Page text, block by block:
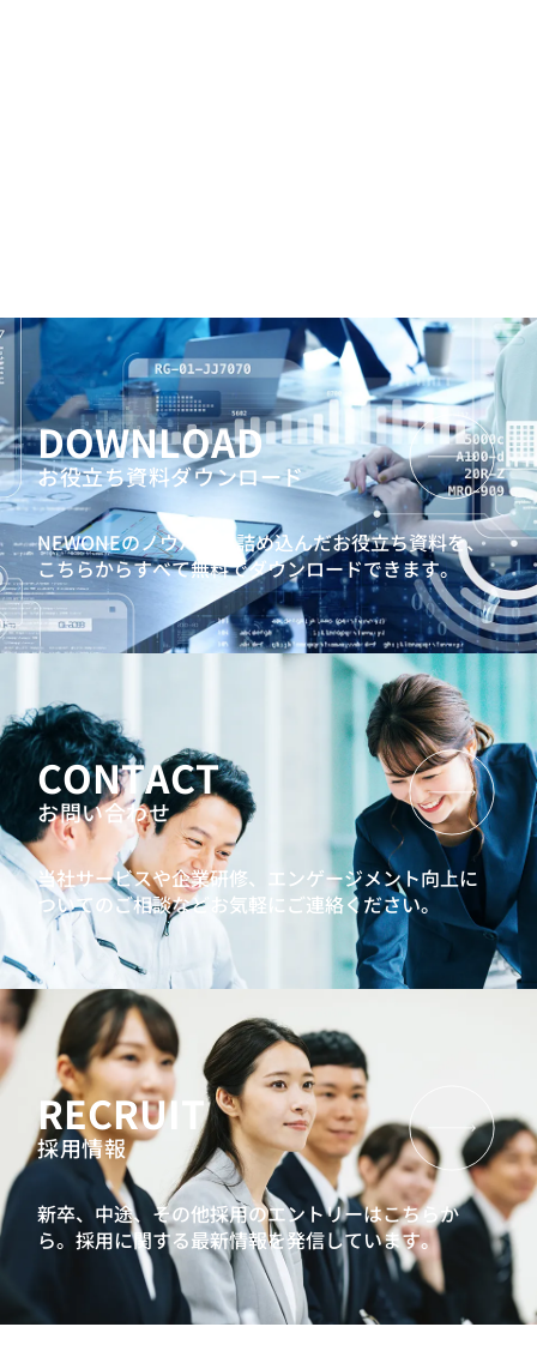
DOWNLOAD
お役立ち資料ダウンロード
NEWONEのノウハウを詰め込んだお役立ち資料を、
こちらからすべて無料でダウンロードできます。
CONTACT
お問い合わせ
当社サービスや企業研修、エンゲージメント向上に
ついてのご相談などお気軽にご連絡ください。
RECRUIT
採用情報
新卒、中途、その他採用のエントリーはこちらか
ら。採用に関する最新情報を発信しています。